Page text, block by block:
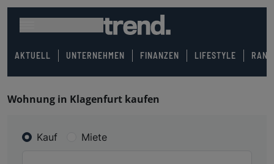
AKTUELL UNTERNEHMEN FINANZEN LIFESTYLE
Wohnung in Klagenfurt kaufen
Kauf Miete